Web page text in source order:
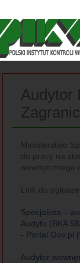
Audytor
Ministerstwo
do pracy na
wewnętrznego
Link do
Specjalista –
Audytu (BKA
- Portal Gov.pl
Audytor